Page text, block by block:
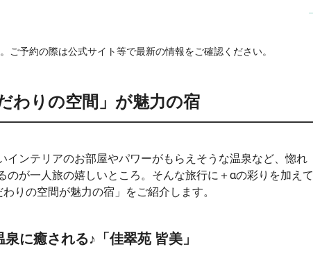
ご予約の際は公式サイト等で最新の情報をご確認ください。
わりの空間」が魅力の宿
インテリアのお部屋やパワーがもらえそうな温泉など、惚れ
のが一人旅の嬉しいところ。そんな旅行に＋αの彩りを加えて
りの空間が魅力の宿」をご紹介します。
に癒される♪「佳翠苑 皆美」